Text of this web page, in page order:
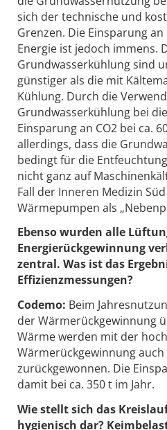
sich der technische und
Grenzen. Die Einsparung
Energie ist jedoch immens.
Grundwasserkühlung sind
günstiger als die mit
Kühlung. Durch die
Grundwasserkühlung bei
Einsparung an CO2 bei ca.
allerdings, dass die
bedingt für die
nicht ganz auf
Fall der Inneren Medizin
Wärmepumpen als
Ebenso wurden alle
Energierückgewinnung
zentral. Was ist das
Effizienzmessungen?
Codemo: Beim
der Wärmerückgewinnung
Wärme werden mit der
Wärmerückgewinnung auch
zurückgewonnen. Die
damit bei ca. 350 t im Jahr.
Wie stellt sich das
hygienisch dar?